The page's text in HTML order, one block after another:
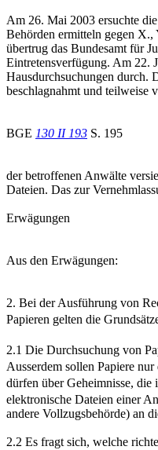
Am 26. Mai 2003 ersuchte
Behörden ermitteln gegen
übertrug das Bundesamt für
Eintretensverfügung. Am 22.
Hausdurchsuchungen durch.
beschlagnahmt und teilweise
BGE 130 II 193 S. 195
der betroffenen Anwälte
Dateien. Das zur
Erwägungen
Aus den Erwägungen:
2. Bei der Ausführung von
Papieren gelten die
2.1 Die Durchsuchung von
Ausserdem sollen Papiere
dürfen über Geheimnisse,
elektronische Dateien einer
andere Vollzugsbehörde) an
2.2 Es fragt sich, welche